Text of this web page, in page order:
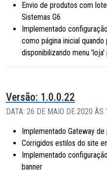
Envio de produtos com
Sistemas G6
Implementado
como página inicial
disponibilizando menu
Versão: 1.0.0.22
DATA: 26 DE MAIO DE 2020 ÀS
Implementado Gateway de
Corrigidos estilos do site
Implementado
banner